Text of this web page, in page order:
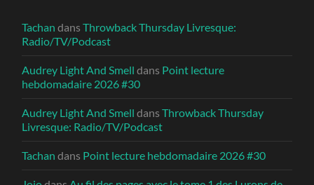
Tachan dansThrowback Thursday Livresque:
Radio/TV/Podcast
Audrey Light And Smell dans Point lecture
hebdomadaire 2026 #30
Audrey Light And Smell dansThrowback Thursday
Livresque: Radio/TV/Podcast
Tachan dans Point lecture hebdomadaire 2026 #30